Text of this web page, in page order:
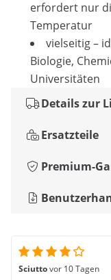
erfordert nur
Temperatur
vielseitig –
Biologie,
Universitäten
Details zur
Ersatzteile
Premium-
Sciuttovor 10 Tagen